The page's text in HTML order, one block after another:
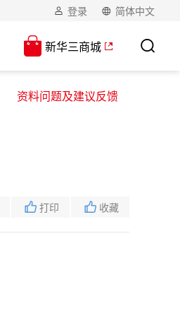
登录 简体中文
新华三商城
资料问题及建议反馈
收藏
打印